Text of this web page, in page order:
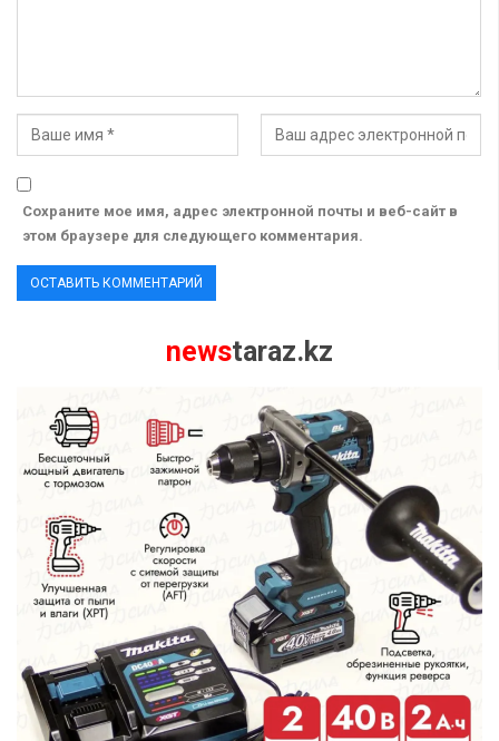
Сохраните мое имя, адрес электронной почты и веб-сайт в
этом браузере для следующего комментария.
newstaraz.kz